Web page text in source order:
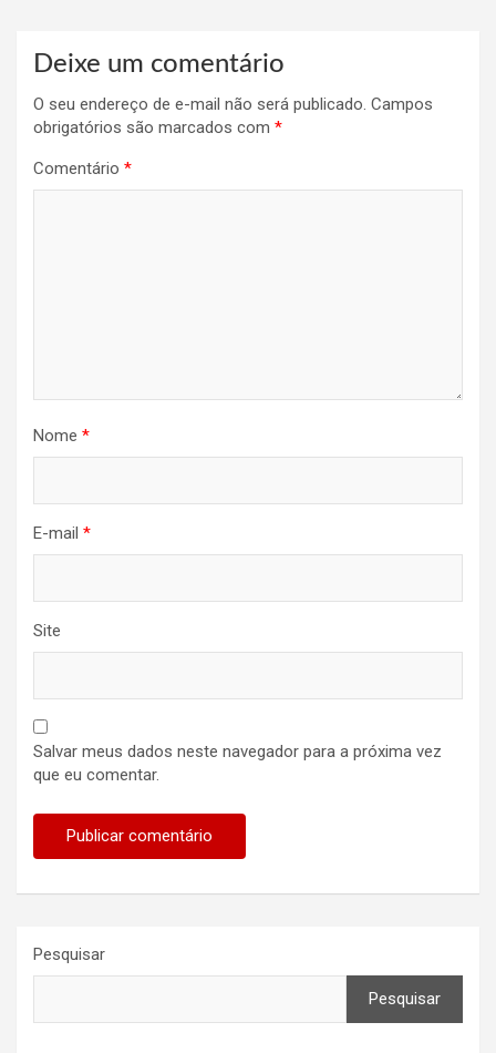
Deixe um comentário
O seu endereço de e-mail não será publicado. Campos
obrigatórios são marcados com *
Comentário *
Nome *
E-mail *
Site
Salvar meus dados neste navegador para a próxima vez
que eu comentar.
Pesquisar
Pesquisar